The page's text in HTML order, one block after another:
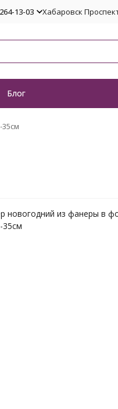
13-03 Хабаровск
Блог
новогодний из фанеры в
35см